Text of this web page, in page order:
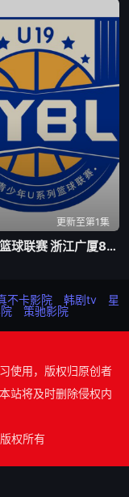
更新至第1集
全国青年篮球联赛 浙江广厦81-70山东山高20260805
不卡影院 韩剧tv
星
策驰影院
使用，版权归原创者
站将及时删除侵权内
权所有